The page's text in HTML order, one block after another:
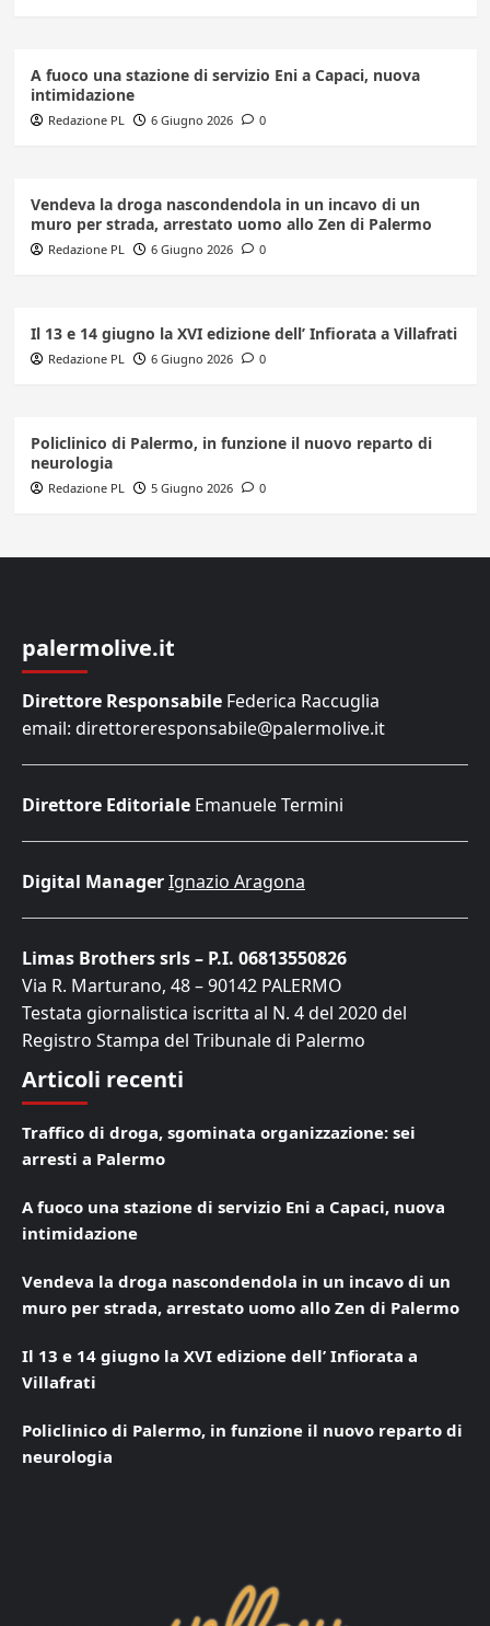
A fuoco una stazione di servizio Eni a Capaci, nuova
intimidazione
Redazione PL 6 Giugno 2026 0
Vendeva la droga nascondendola in un incavo di un
muro per strada, arrestato uomo allo Zen di Palermo
Redazione PL 6 Giugno 2026 0
Il 13 e 14 giugno la XVI edizione dell’ Infiorata a Villafrati
Redazione PL 6 Giugno 2026 0
Policlinico di Palermo, in funzione il nuovo reparto di
neurologia
Redazione PL 5 Giugno 2026 0
palermolive.it
Direttore Responsabile Federica Raccuglia
email: direttoreresponsabile@palermolive.it
Direttore Editoriale Emanuele Termini
Digital ManagerIgnazio Aragona
Limas Brothers srls – P.I. 06813550826
Via R. Marturano, 48 – 90142 PALERMO
Testata giornalistica iscritta al N. 4 del 2020 del
Registro Stampa del Tribunale di Palermo
Articoli recenti
Traffico di droga, sgominata organizzazione: sei
arresti a Palermo
A fuoco una stazione di servizio Eni a Capaci, nuova
intimidazione
Vendeva la droga nascondendola in un incavo di un
muro per strada, arrestato uomo allo Zen di Palermo
Il 13 e 14 giugno la XVI edizione dell’ Infiorata a
Villafrati
Policlinico di Palermo, in funzione il nuovo reparto di
neurologia